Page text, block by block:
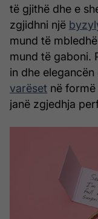
të gjithë dhe e
zgjidhni një
mund të
mund të gaboni.
in dhe
varëset në
janë zgjedhja